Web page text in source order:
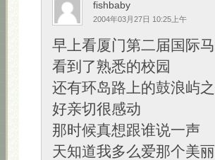
fishbaby
2004年03月27日 10:25上午
早上看厦门第二届国际
看到了熟悉的校园
还有环岛路上的鼓浪屿
好亲切很感动
那时候真想跟谁说一声
天知道我多么爱那个美